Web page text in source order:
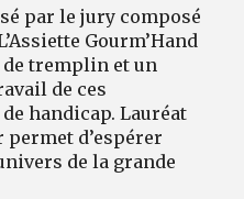
par le jury composé
Gourm’Hand
de tremplin et un
de ces
handicap. Lauréat
d’espérer
de la grande